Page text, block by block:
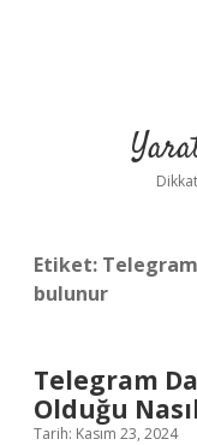
Etiket:
bulunur
Telegram
Olduğu
Tarih: Kasım 23, 2024